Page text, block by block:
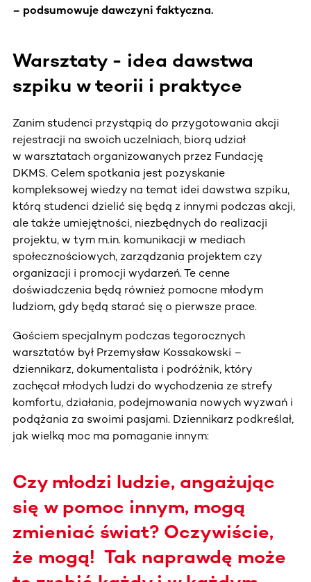
– podsumowuje dawczyni faktyczna.
Warsztaty - idea dawstwa
szpiku w teorii i praktyce
Zanim studenci przystąpią do przygotowania akcji
rejestracji na swoich uczelniach, biorą udział
w warsztatach organizowanych przez Fundację
DKMS. Celem spotkania jest pozyskanie
kompleksowej wiedzy na temat idei dawstwa szpiku,
którą studenci dzielić się będą z innymi podczas akcji,
ale także umiejętności, niezbędnych do realizacji
projektu, w tym m.in. komunikacji w mediach
społecznościowych, zarządzania projektem czy
organizacji i promocji wydarzeń. Te cenne
doświadczenia będą również pomocne młodym
ludziom, gdy będą starać się o pierwsze prace.
Gościem specjalnym podczas tegorocznych
warsztatów był Przemysław Kossakowski –
dziennikarz, dokumentalista i podróżnik, który
zachęcał młodych ludzi do wychodzenia ze strefy
komfortu, działania, podejmowania nowych wyzwań i
podążania za swoimi pasjami. Dziennikarz podkreślał,
jak wielką moc ma pomaganie innym:
Czy młodzi ludzie, angażując
się w pomoc innym, mogą
zmieniać świat? Oczywiście,
że mogą! Tak naprawdę może